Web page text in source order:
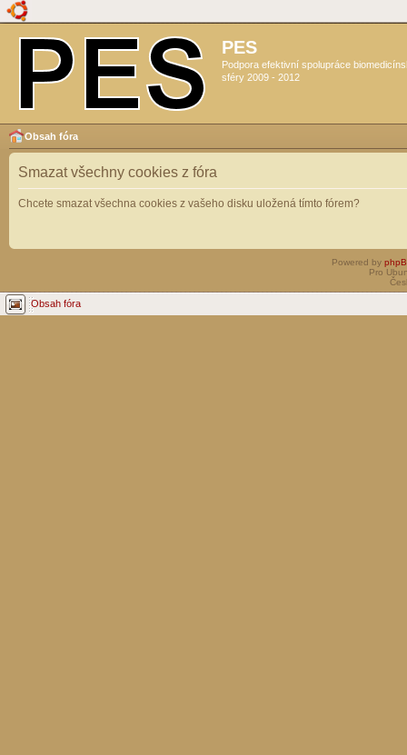
PES
Podpora efektivní spolupráce
sféry 2009 - 2012
Obsah fóra
Smazat všechny cookies z fóra
Chcete smazat všechna cookies z vašeho disku uložená tímto fórem?
Powered by
Pro
Obsah fóra